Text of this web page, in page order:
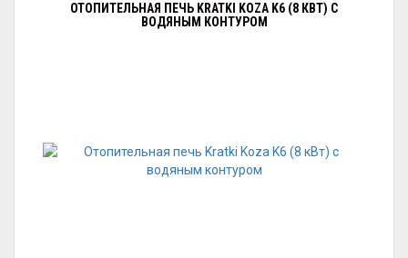
ОТОПИТЕЛЬНАЯ ПЕЧЬ KRATKI KOZA K6 (8 КВТ) С
ВОДЯНЫМ КОНТУРОМ